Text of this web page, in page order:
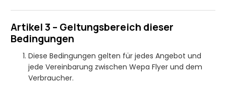
Artikel 3 – Geltungsbereich dieser
Bedingungen
Diese Bedingungen gelten für jedes Angebot und
jede Vereinbarung zwischen Wepa Flyer und dem
Verbraucher.